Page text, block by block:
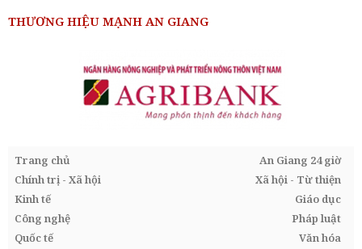
THƯƠNG HIỆU MẠNH AN GIANG
Trang chủ
An Giang 24 giờ
Chính trị - Xã hội
Xã hội - Từ thiện
Kinh tế
Giáo dục
Công nghệ
Pháp luật
Quốc tế
Văn hóa